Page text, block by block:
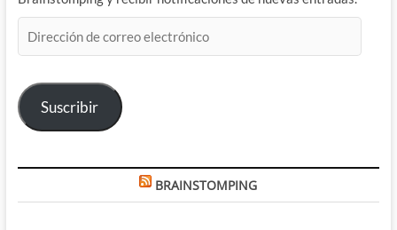
de
electrónico
Suscribir
BRAINSTOMPING